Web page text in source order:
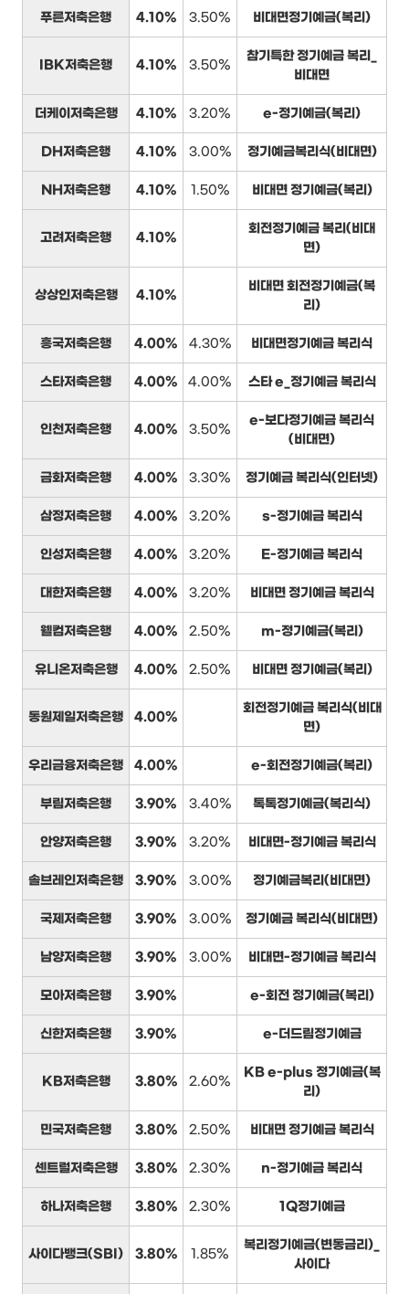
푸른저축은행 4.10% 3.50% 비대면정기예금(복리)
IBK저축은행 4.10% 3.50%
참기특한 정기예금 복리_
비대면
더케이저축은행 4.10% 3.20% e-정기예금(복리)
DH저축은행 4.10% 3.00% 정기예금복리식(비대면)
NH저축은행 4.10% 1.50% 비대면 정기예금(복리)
고려저축은행 4.10%
회전정기예금 복리(비대
면)
상상인저축은행 4.10%
비대면 회전정기예금(복
리)
흥국저축은행 4.00% 4.30% 비대면정기예금 복리식
스타저축은행 4.00% 4.00% 스타 e_정기예금 복리식
인천저축은행 4.00% 3.50%
e-보다정기예금 복리식
(비대면)
금화저축은행 4.00% 3.30% 정기예금 복리식(인터넷)
삼정저축은행 4.00% 3.20% s-정기예금 복리식
인성저축은행 4.00% 3.20% E-정기예금 복리식
대한저축은행 4.00% 3.20% 비대면 정기예금 복리식
웰컴저축은행 4.00% 2.50% m-정기예금(복리)
유니온저축은행 4.00% 2.50% 비대면 정기예금(복리)
동원제일저축은행 4.00%
회전정기예금 복리식(비대
면)
우리금융저축은행 4.00% e-회전정기예금(복리)
부림저축은행 3.90% 3.40% 톡톡정기예금(복리식)
안양저축은행 3.90% 3.20% 비대면-정기예금 복리식
솔브레인저축은행 3.90% 3.00% 정기예금복리(비대면)
국제저축은행 3.90% 3.00% 정기예금 복리식(비대면)
남양저축은행 3.90% 3.00% 비대면-정기예금 복리식
모아저축은행 3.90% e-회전 정기예금(복리)
신한저축은행 3.90% e-더드림정기예금
KB저축은행 3.80% 2.60%
KB e-plus 정기예금(복
리)
민국저축은행 3.80% 2.50% 비대면 정기예금 복리식
센트럴저축은행 3.80% 2.30% n-정기예금 복리식
하나저축은행 3.80% 2.30% 1Q정기예금
사이다뱅크(SBI) 3.80% 1.85%
복리정기예금(변동금리)_
사이다